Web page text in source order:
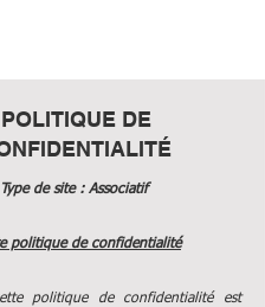
POLITIQUE DE
Type de site : Associatif
politique de confidentialité
politique de confidentialité est